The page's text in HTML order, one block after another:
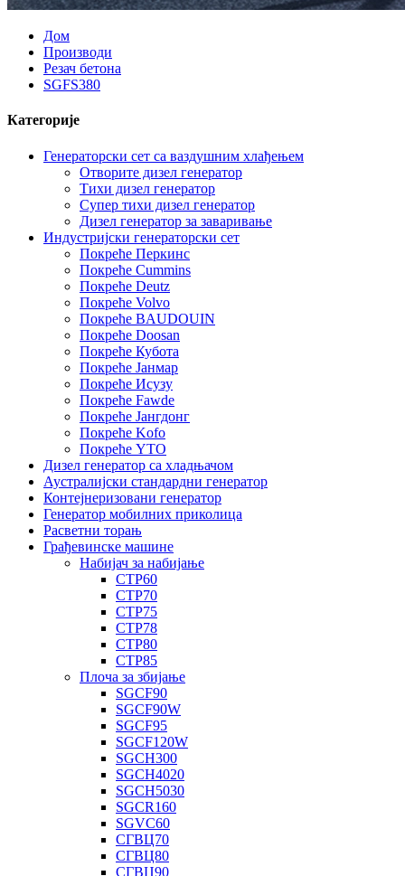
Дом
Производи
Резач бетона
SGFS380
Категорије
Генераторски сет са ваздушним хлађењем
Отворите дизел генератор
Тихи дизел генератор
Супер тихи дизел генератор
Дизел генератор за заваривање
Индустријски генераторски сет
Покреће Перкинс
Покреће Cummins
Покреће Deutz
Покреће Volvo
Покреће BAUDOUIN
Покреће Doosan
Покреће Кубота
Покреће Јанмар
Покреће Исузу
Покреће Fawde
Покреће Јангдонг
Покреће Kofo
Покреће YTO
Дизел генератор са хладњачом
Аустралијски стандардни генератор
Контејнеризовани генератор
Генератор мобилних приколица
Расветни торањ
Грађевинске машине
Набијач за набијање
СТР60
СТР70
СТР75
СТР78
СТР80
СТР85
Плоча за збијање
SGCF90
SGCF90W
SGCF95
SGCF120W
SGCH300
SGCH4020
SGCH5030
SGCR160
SGVC60
СГВЦ70
СГВЦ80
СГВЦ90